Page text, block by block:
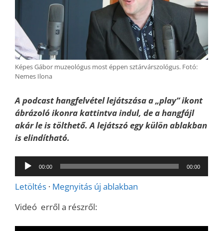
Képes Gábor muzeológus most éppen sztárvárszológus. Fotó:
Nemes Ilona
A podcast hangfelvétel lejátszása a „play” ikont
ábrázoló ikonra kattintva indul, de a hangfájl
akár le is tölthető. A lejátszó egy külön ablakban
is elindítható.
Audió
lejátszó
00:00 00:00
Letöltés · Megnyitás új ablakban
Videó erről a részről: